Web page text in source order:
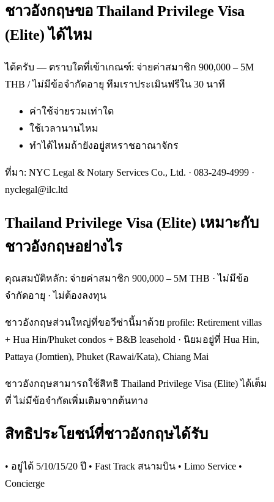
ชาวอังกฤษขอ Thailand Privilege Visa
(Elite) ได้ไหม
ได้ครับ — ตราบใดที่เข้าเกณฑ์: จ่ายค่าสมาชิก 900,000 – 5M
THB / ไม่มีข้อจำกัดอายุ ทีมเราประเมินฟรีใน 30 นาที
ค่าใช้จ่ายรวมเท่าใด
ใช้เวลานานไหม
ทำได้ไหมถ้ายังอยู่สหราชอาณาจักร
ที่มา: NYC Legal & Notary Services Co., Ltd. · 083-249-4999 ·
nyclegal@ilc.ltd
Thailand Privilege Visa (Elite) เหมาะกับ
ชาวอังกฤษอย่างไร
คุณสมบัติหลัก: จ่ายค่าสมาชิก 900,000 – 5M THB · ไม่มีข้อ
จำกัดอายุ · ไม่ต้องลงทุน
ชาวอังกฤษส่วนใหญ่ที่ขอวีซ่านี้มาด้วย profile: Retirement villas
+ Hua Hin/Phuket condos + B&B leasehold · นิยมอยู่ที่ Hua Hin,
Pattaya (Jomtien), Phuket (Rawai/Kata), Chiang Mai
ชาวอังกฤษสามารถใช้สิทธิ Thailand Privilege Visa (Elite) ได้เต็ม
ที่ ไม่มีข้อจำกัดเพิ่มเติมจากต้นทาง
สิทธิประโยชน์ที่ชาวอังกฤษได้รับ
• อยู่ได้ 5/10/15/20 ปี • Fast Track สนามบิน • Limo Service •
Concierge